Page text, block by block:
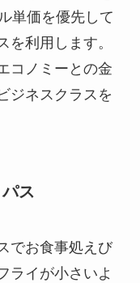
単価を優先して
を利用します。
コノミーとの金
ジネスクラスを
ス
でお食事処えび
ライが小さいよ